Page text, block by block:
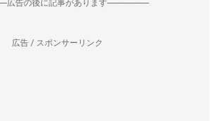
広告の後に記事があります--------------------
広告 / スポンサーリンク